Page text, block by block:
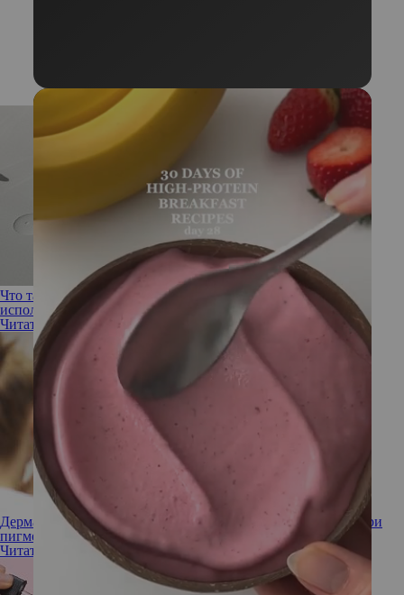
Что такое азелаиновая кислота и почему вам нужно
использовать ее прямо сейчас
Читать полностью
Дерматологи выяснили, что койевая кислота эффективна при
пигментации
Читать полностью